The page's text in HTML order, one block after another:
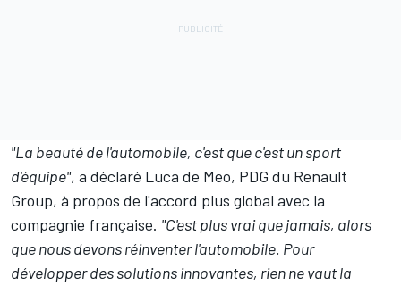
"La beauté de l'automobile, c'est que c'est un sport
d'équipe", a déclaré Luca de Meo, PDG du Renault
Group, à propos de l'accord plus global avec la
compagnie française. "C'est plus vrai que jamais, alors
que nous devons réinventer l'automobile. Pour
développer des solutions innovantes, rien ne vaut la